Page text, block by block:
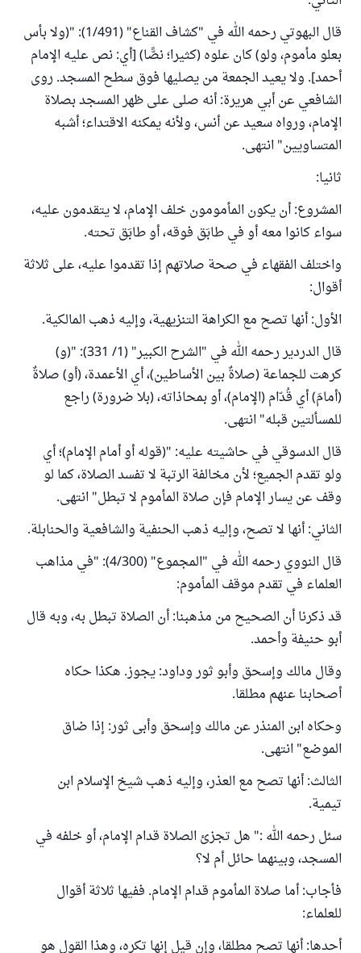
قال البهوتي رحمه الله في "كشاف القناع" (1/491): "(ولا بأس
بعلو مأموم، ولو) كان علوه (كثيرا؛ نصًّا) [أي: نص عليه الإمام
أحمد]. ولا يعيد الجمعة من يصليها فوق سطح المسجد. روى
الشافعي عن أبي هريرة: أنه صلى على ظهر المسجد بصلاة
الإمام، ورواه سعيد عن أنس، ولأنه يمكنه الاقتداء؛ أشبه
المتساويين" انتهى.
ثانيا:
المشروع: أن يكون المأمومون خلف الإمام، لا يتقدمون عليه،
سواء كانوا معه أو في طابَق فوقه، أو طابَق تحته.
واختلف الفقهاء في صحة صلاتهم إذا تقدموا عليه، على ثلاثة
أقوال:
الأول: أنها تصح مع الكراهة التنزيهية، وإليه ذهب المالكية.
قال الدردير رحمه الله في "الشرح الكبير" (1/ 331): "(و)
كرهت للجماعة (صلاةٌ بين الأساطين)، أي الأعمدة، (أو) صلاةٌ
(أمامَ) أي قُدّام (الإمام)، أو بمحاذاته، (بلا ضرورة) راجع
للمسألتين قبله" انتهى.
قال الدسوقي في حاشيته عليه: "(قوله أو أمام الإمام)؛ أي
ولو تقدم الجميع؛ لأن مخالفة الرتبة لا تفسد الصلاة، كما لو
وقف عن يسار الإمام فإن صلاة المأموم لا تبطل" انتهى.
الثاني: أنها لا تصح، وإليه ذهب الحنفية والشافعية والحنابلة.
قال النووي رحمه الله في "المجموع" (4/300): "في مذاهب
العلماء في تقدم موقف المأموم:
قد ذكرنا أن الصحيح من مذهبنا: أن الصلاة تبطل به، وبه قال
أبو حنيفة وأحمد.
وقال مالك وإسحق وأبو ثور وداود: يجوز. هكذا حكاه
أصحابنا عنهم مطلقا.
وحكاه ابن المنذر عن مالك وإسحق وأبى ثور: إذا ضاق
الموضع" انتهى.
الثالث: أنها تصح مع العذر، وإليه ذهب شيخ الإسلام ابن
تيمية.
سئل رحمه الله :" هل تجزئ الصلاة قدام الإمام، أو خلفه في
المسجد، وبينهما حائل أم لا؟
فأجاب: أما صلاة المأموم قدام الإمام. ففيها ثلاثة أقوال
للعلماء:
أحدها: أنها تصح مطلقا، وإن قيل إنها تكره، وهذا القول هو